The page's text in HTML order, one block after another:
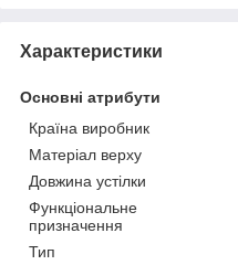
Характеристики
Основні атрибути
Країна виробник
Матеріал верху
Довжина устілки
Функціональне
призначення
Тип